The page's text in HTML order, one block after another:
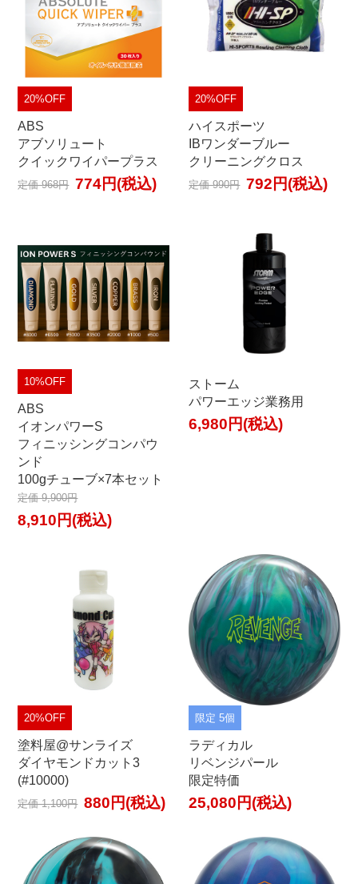
20%OFF
ABS
アブソリュート
クイックワイパープラス
定価 968円 774円(税込)
20%OFF
ハイスポーツ
IBワンダーブルー
クリーニングクロス
定価 990円 792円(税込)
10%OFF
ABS
イオンパワーS
フィニッシングコンパウ
ンド
100gチューブ×7本セット
定価 9,900円
8,910円(税込)
ストーム
パワーエッジ業務用
6,980円(税込)
20%OFF
塗料屋@サンライズ
ダイヤモンドカット3
(#10000)
定価 1,100円 880円(税込)
限定 5個
ラディカル
リベンジパール
限定特価
25,080円(税込)